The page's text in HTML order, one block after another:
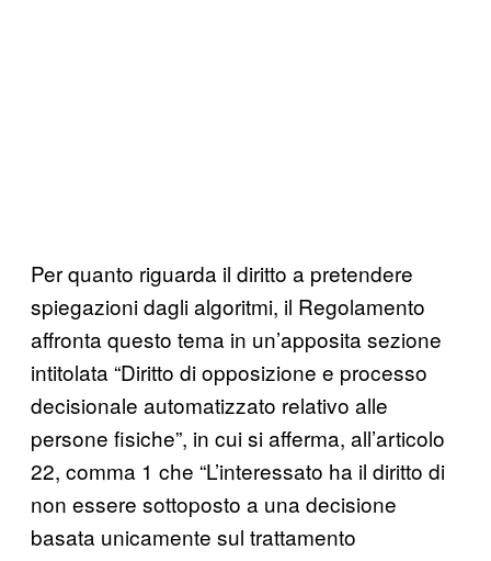
Per quanto riguarda il diritto a pretendere
spiegazioni dagli algoritmi, il Regolamento
affronta questo tema in un’apposita sezione
intitolata “Diritto di opposizione e processo
decisionale automatizzato relativo alle
persone fisiche”, in cui si afferma, all’articolo
22, comma 1 che “L’interessato ha il diritto di
non essere sottoposto a una decisione
basata unicamente sul trattamento